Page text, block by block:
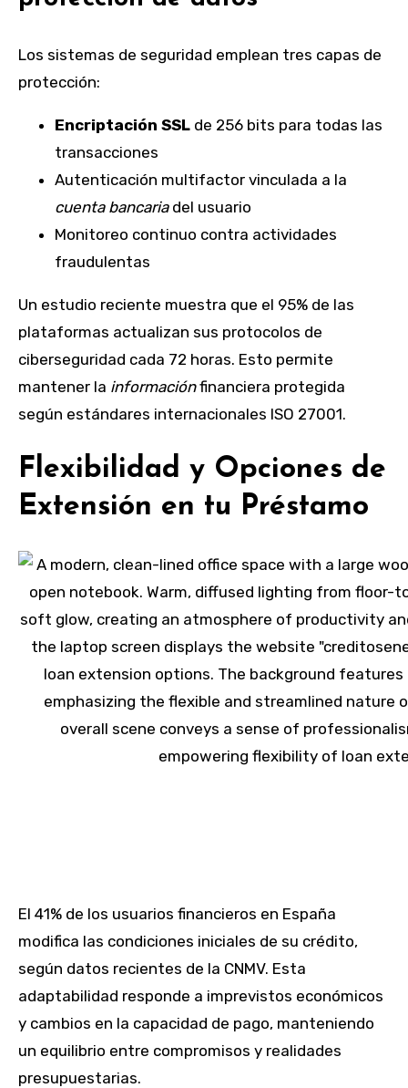
Los sistemas de seguridad emplean tres capas de
protección:
Encriptación SSL de 256 bits para todas las
transacciones
Autenticación multifactor vinculada a la
cuenta bancariadel usuario
Monitoreo continuo contra actividades
fraudulentas
Un estudio reciente muestra que el 95% de las
plataformas actualizan sus protocolos de
ciberseguridad cada 72 horas. Esto permite
mantener la informaciónfinanciera protegida
según estándares internacionales ISO 27001.
Flexibilidad y Opciones de
Extensión en tu Préstamo
El 41% de los usuarios financieros en España
modifica las condiciones iniciales de su crédito,
según datos recientes de la CNMV. Esta
adaptabilidad responde a imprevistos económicos
y cambios en la capacidad de pago, manteniendo
un equilibrio entre compromisos y realidades
presupuestarias.